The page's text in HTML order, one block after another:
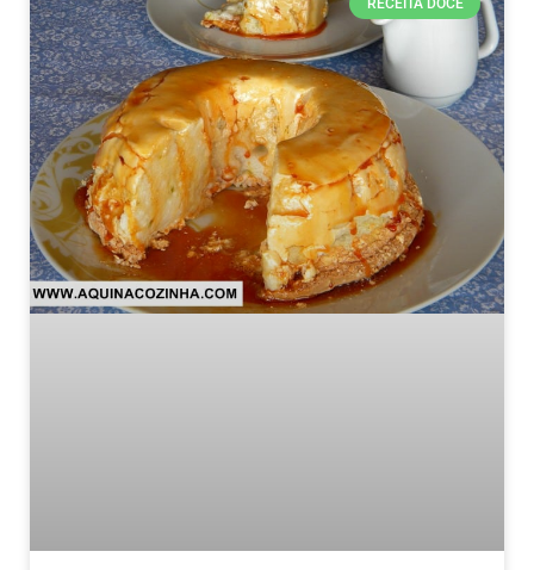
RECEITA DOCE